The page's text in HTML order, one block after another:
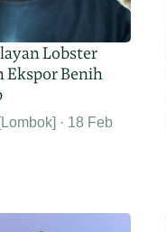
Lobster
Ekspor Benih
18 Feb